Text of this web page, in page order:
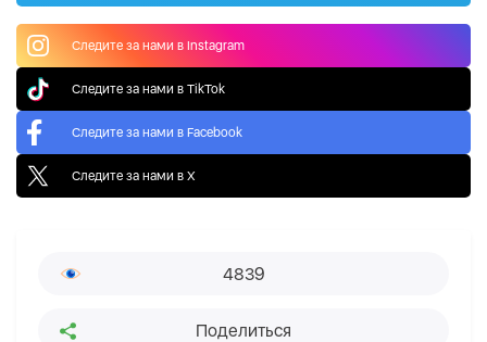
Следите за нами в Instagram
Следите за нами в TikTok
Следите за нами в Facebook
Следите за нами в X
4839
Поделиться